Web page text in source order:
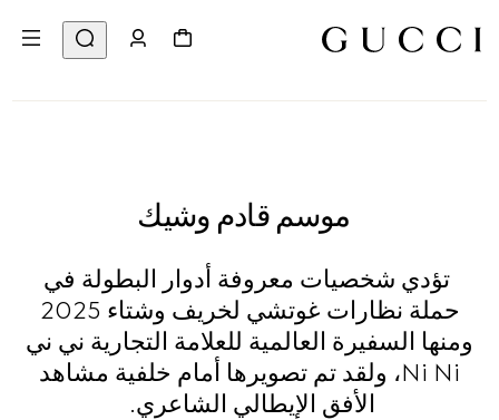
موسم قادم وشيك
تؤدي شخصيات معروفة أدوار البطولة في
حملة نظارات غوتشي لخريف وشتاء 2025
ومنها السفيرة العالمية للعلامة التجارية ني ني
Ni Ni، ولقد تم تصويرها أمام خلفية مشاهد
الأفق الإيطالي الشاعري.